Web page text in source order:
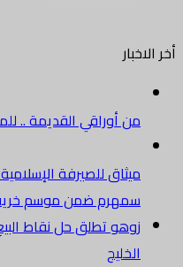
أخر الاخبار
من أوراقي القديمة ..
ميثاق للصيرفة الإسلامية
سمهرم ضمن موسم خريف
الخليج